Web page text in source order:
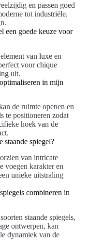
en passen goed
tot industriële,
een goede keuze voor
van luxe en
voor chique
uit.
in mijn
de ruimte openen en
te positioneren zodat
hoek van de
staande spiegel?
van intricate
voegen karakter en
unieke uitstraling
combineren in
staande spiegels,
ontwerpen, kan
dynamiek van de